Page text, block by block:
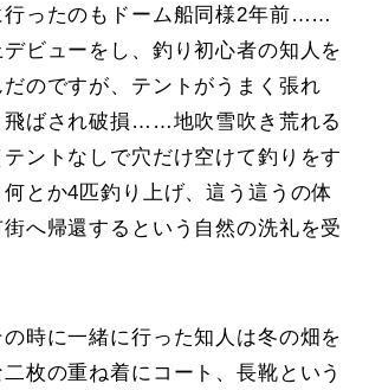
ったのもドーム船同様2年前……
ビューをし、釣り初心者の知人を
のですが、テントがうまく張れ
飛ばされ破損……地吹雪吹き荒れる
ントなしで穴だけ空けて釣りをす
とか4匹釣り上げ、這う這うの体
へ帰還するという自然の洗礼を受
時に一緒に行った知人は冬の畑を
枚の重ね着にコート、長靴という